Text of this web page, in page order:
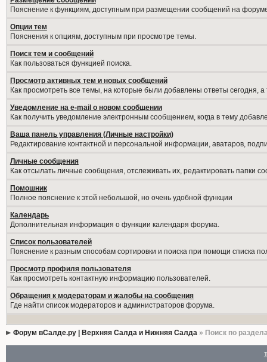
Пояснение к функциям, доступным при размещении сообщений на
Опции тем
Пояснения к опциям, доступным при просмотре темы.
Поиск тем и сообщений
Как пользоваться функцией поиска.
Просмотр активных тем и новых сообщений
Как просмотреть все темы, на которые были добавлены ответы сегодня,
Уведомление на е-mail о новом сообщении
Как получить уведомление электронным сообщением, когда в тему
Ваша панель управления (Личные настройки)
Редактирование контактной и персональной информации, аватаров,
Личные сообщения
Как отсылать личные сообщения, отслеживать их, редактировать папки
Помошник
Полное пояснение к этой небольшой, но очень удобной функции
Календарь
Дополнительная информация о функции календаря форума.
Список пользователей
Пояснение к разным способам сортировки и поиска при помощи списка
Просмотр профиля пользователя
Как просмотреть контактную информацию пользователей.
Обращения к модераторам и жалобы на сообщения
Где найти список модераторов и администраторов форума.
Форум вСалде.ру | Верхняя Салда и Нижняя Салда» Поиск по